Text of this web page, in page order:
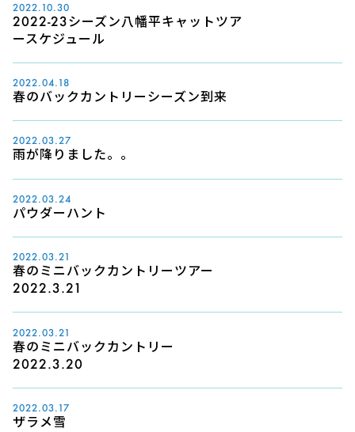
2022.10.30
2022-23シーズン八幡平キャットツア
ースケジュール
2022.04.18
春のバックカントリーシーズン到来
2022.03.27
雨が降りました。。
2022.03.24
パウダーハント
2022.03.21
春のミニバックカントリーツアー
2022.3.21
2022.03.21
春のミニバックカントリー
2022.3.20
2022.03.17
ザラメ雪